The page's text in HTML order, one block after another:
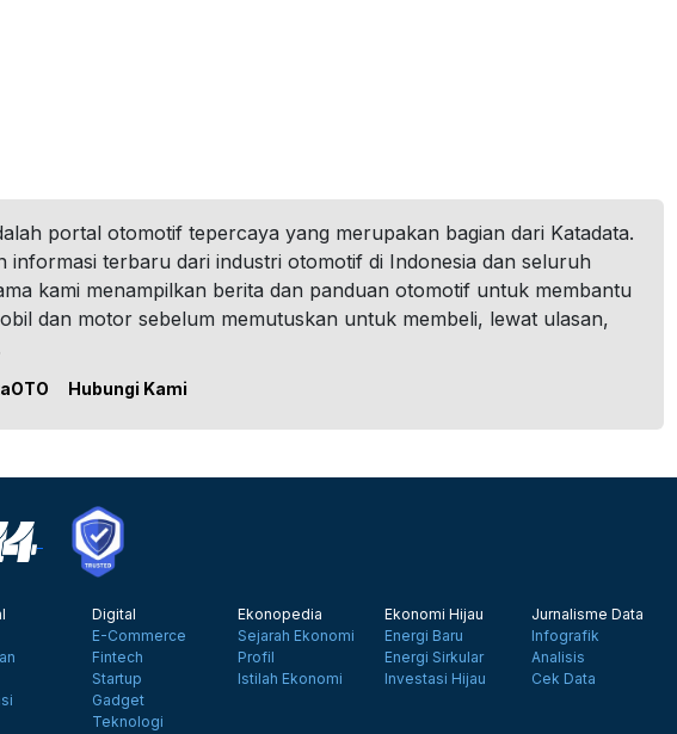
portal otomotif tepercaya yang merupakan bagian dari Katadata.
informasi terbaru dari industri otomotif di Indonesia dan seluruh
kami menampilkan berita dan panduan otomotif untuk membantu
dan motor sebelum memutuskan untuk membeli, lewat ulasan,
Hubungi Kami
Digital
E-Commerce
Fintech
Startup
Gadget
Teknologi
Ekonopedia
Sejarah Ekonomi
Profil
Istilah Ekonomi
Ekonomi Hijau
Energi Baru
Energi Sirkular
Investasi Hijau
Jurnalisme Data
Infografik
Analisis
Cek Data